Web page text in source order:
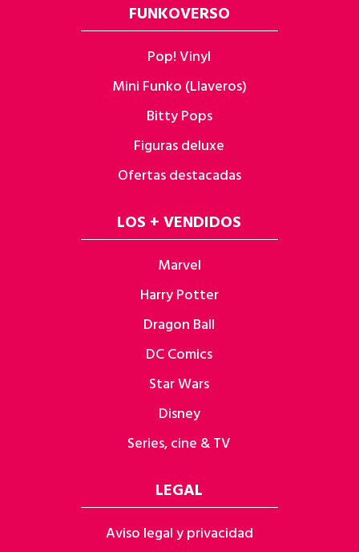
FUNKOVERSO
Pop! Vinyl
Mini Funko (Llaveros)
Bitty Pops
Figuras deluxe
Ofertas destacadas
LOS + VENDIDOS
Marvel
Harry Potter
Dragon Ball
DC Comics
Star Wars
Disney
Series, cine & TV
LEGAL
Aviso legal y privacidad